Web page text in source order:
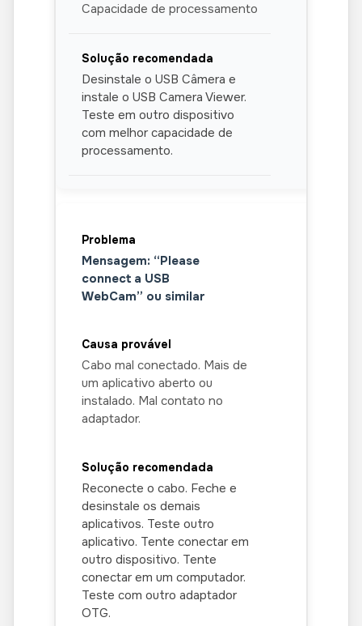
Capacidade de processamento
Desinstale o USB Câmera e
instale o USB Camera Viewer.
Teste em outro dispositivo
com melhor capacidade de
processamento.
Mensagem: “Please
connect a USB
WebCam” ou similar
Cabo mal conectado. Mais de
um aplicativo aberto ou
instalado. Mal contato no
adaptador.
Reconecte o cabo. Feche e
desinstale os demais
aplicativos. Teste outro
aplicativo. Tente conectar em
outro dispositivo. Tente
conectar em um computador.
Teste com outro adaptador
OTG.